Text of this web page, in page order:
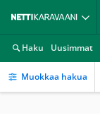
Haku Uusimmat
Muokkaa hakua